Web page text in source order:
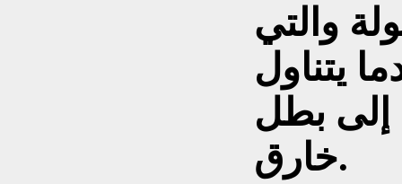
والتي
يتناول
إلى بطل
خارق.